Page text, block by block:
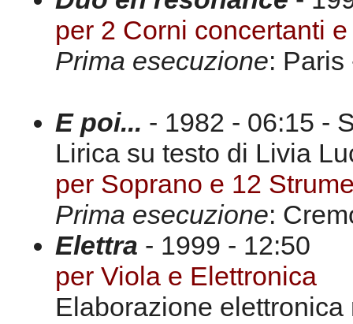
per 2 Corni concertanti
Prima esecuzione:
E poi... - 1982 - 06:15 -
Lirica su testo di Livia
per Soprano e 12
Prima esecuzione:
Elettra - 1999 - 12:50
per Viola e Elettronica
Elaborazione